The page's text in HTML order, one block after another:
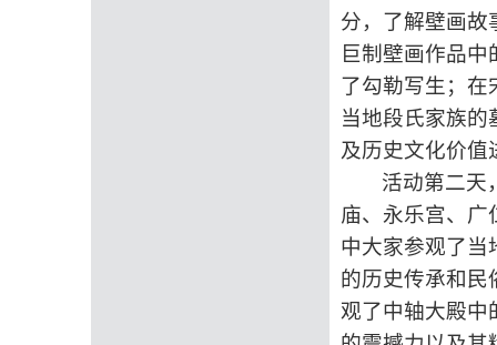
分，了解壁画故
巨制壁画作品
了勾勒写生；在
当地段氏家族的
及历史文化价值
活动第二天
庙、永乐宫、广
中大家参观了当
的历史传承和民
观了中轴大殿中